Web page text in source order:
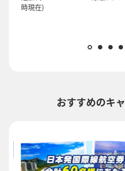
時現在)
おすすめのキ